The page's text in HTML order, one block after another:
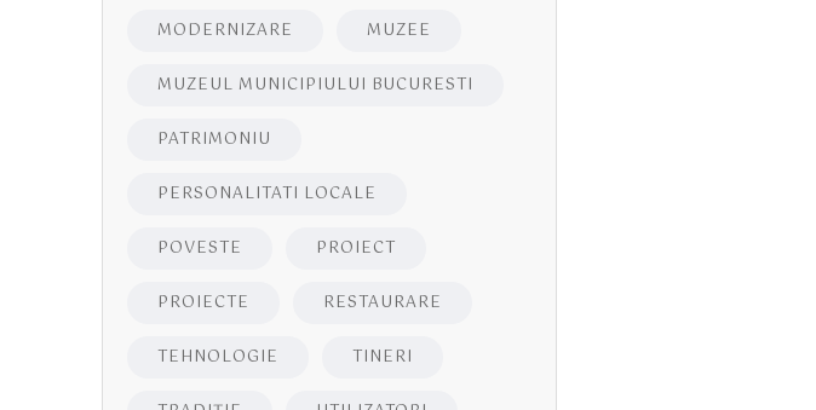
MODERNIZARE MUZEE
MUZEUL MUNICIPIULUI BUCURESTI
PATRIMONIU
PERSONALITATI LOCALE
POVESTE PROIECT
PROIECTE RESTAURARE
TEHNOLOGIE TINERI